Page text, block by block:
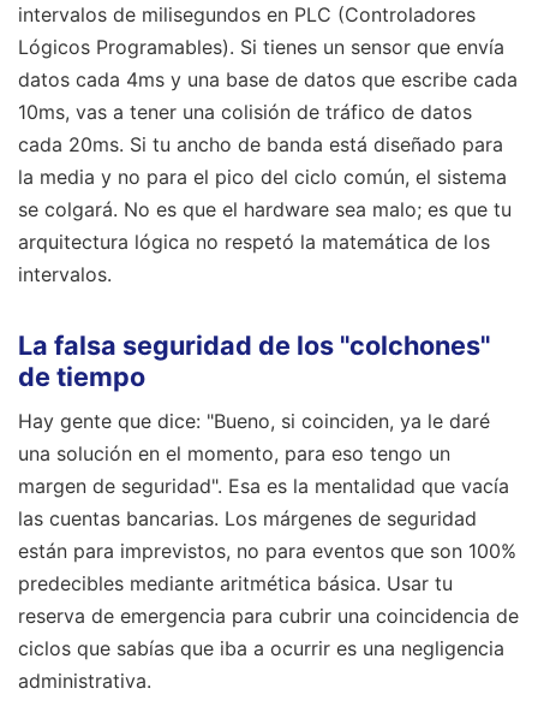
intervalos de milisegundos en PLC (Controladores
Lógicos Programables). Si tienes un sensor que envía
datos cada 4ms y una base de datos que escribe cada
10ms, vas a tener una colisión de tráfico de datos
cada 20ms. Si tu ancho de banda está diseñado para
la media y no para el pico del ciclo común, el sistema
se colgará. No es que el hardware sea malo; es que tu
arquitectura lógica no respetó la matemática de los
intervalos.
La falsa seguridad de los "colchones"
de tiempo
Hay gente que dice: "Bueno, si coinciden, ya le daré
una solución en el momento, para eso tengo un
margen de seguridad". Esa es la mentalidad que vacía
las cuentas bancarias. Los márgenes de seguridad
están para imprevistos, no para eventos que son 100%
predecibles mediante aritmética básica. Usar tu
reserva de emergencia para cubrir una coincidencia de
ciclos que sabías que iba a ocurrir es una negligencia
administrativa.